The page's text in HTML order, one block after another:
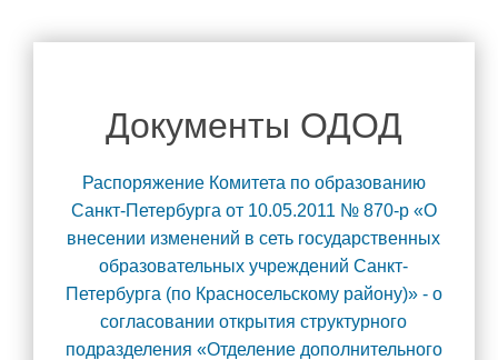
Администрация школы
Материально-техническое обеспечение и оснащенность
образовательного процесса. Доступная среда
Платные образовательные услуги
Финансово-хозяйственная деятельность
Наши новости
Документы ОДОД
Распоряжение Комитета по образованию
Санкт-Петербурга от 10.05.2011 № 870-р «О
внесении изменений в сеть государственных
образовательных учреждений Санкт-
Петербурга (по Красносельскому району)» - о
согласовании открытия структурного
подразделения «Отделение дополнительного